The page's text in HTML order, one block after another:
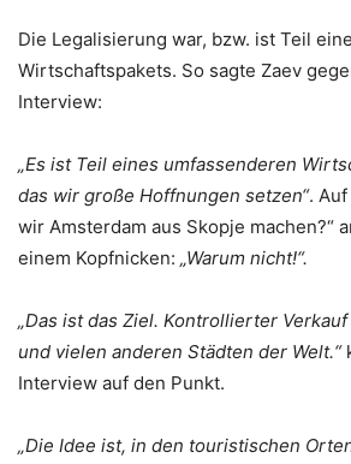
Die Legalisierung war, bzw. ist Teil
Wirtschaftspakets. So sagte Zaev
Interview:
„Es ist Teil eines umfassenderen
das wir große Hoffnungen setzen“. Auf
wir Amsterdam aus Skopje machen?“
einem Kopfnicken: „Warum nicht!“.
„Das ist das Ziel. Kontrollierter
und vielen anderen Städten der Welt.“
Interview auf den Punkt.
„Die Idee ist, in den touristischen